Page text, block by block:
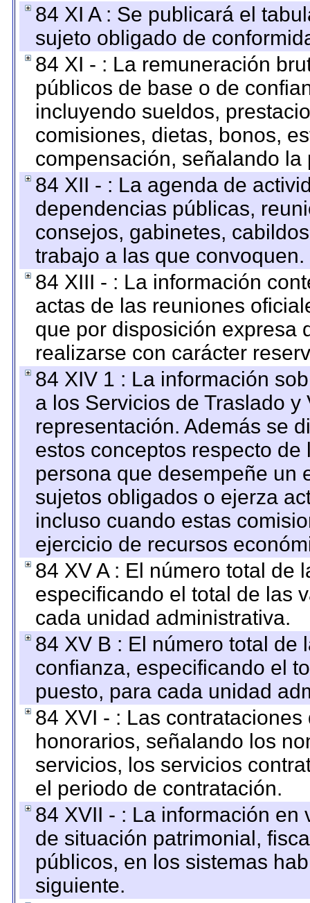
84 XI A : Se publicará el
sujeto obligado de
84 XI - : La remuneración
públicos de base o de
incluyendo sueldos,
comisiones, dietas, bonos,
compensación, señalando
84 XII - : La agenda de
dependencias públicas,
consejos, gabinetes,
trabajo a las que convoquen.
84 XIII - : La información
actas de las reuniones
que por disposición expresa
realizarse con carácter
84 XIV 1 : La información
a los Servicios de Traslado
representación. Además se
estos conceptos respecto
persona que desempeñe un
sujetos obligados o ejerza
incluso cuando estas
ejercicio de recursos
84 XV A : El número total de
especificando el total de las
cada unidad administrativa.
84 XV B : El número total de
confianza, especificando el
puesto, para cada unidad
84 XVI - : Las
honorarios, señalando los
servicios, los servicios
el periodo de contratación.
84 XVII - : La información
de situación patrimonial,
públicos, en los sistemas
siguiente.